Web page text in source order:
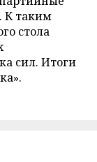
К таким
стола
сил. Итоги